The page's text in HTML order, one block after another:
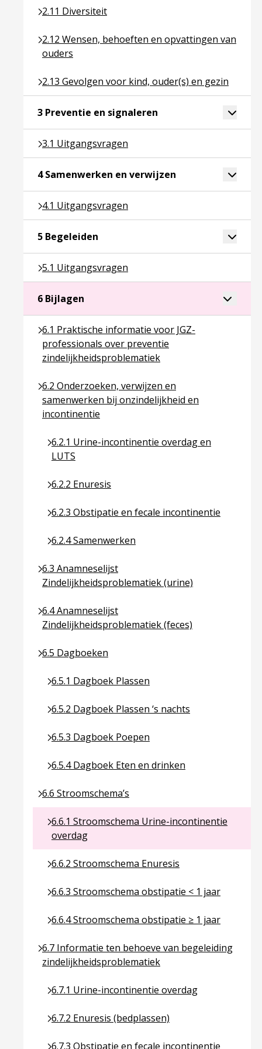
2.11 Diversiteit
Ga naar pagina over 2.11 Diversiteit
2.12 Wensen, behoeften en opvattingen van
ouders
Ga naar pagina over 2.12 Wensen, behoeften en
2.13 Gevolgen voor kind, ouder(s) en gezin
Ga naar pagina over 2.13 Gevolgen voor kind,
3 Preventie en signaleren Ga naar pagina over 3
Toggle
3.1 Uitgangsvragen
Ga naar pagina over 3.1 Uitgangsvragen
4 Samenwerken en verwijzen Ga naar pagina
Toggle
4.1 Uitgangsvragen
Ga naar pagina over 4.1 Uitgangsvragen
5 Begeleiden Ga naar pagina over 5 BegeleidenToggle
5.1 Uitgangsvragen
Ga naar pagina over 5.1 Uitgangsvragen
6 Bijlagen Toggle
6.1 Praktische informatie voor JGZ-
professionals over preventie
zindelijkheidsproblematiek
Ga naar pagina over 6.1 Praktische informatie
6.2 Onderzoeken, verwijzen en
samenwerken bij onzindelijkheid en
incontinentie
Ga naar pagina over 6.2 Onderzoeken, verwijzen
6.2.1 Urine-incontinentie overdag en
LUTS
Ga naar pagina over 6.2.1 Urine-incontinentie
6.2.2 Enuresis
Ga naar pagina over 6.2.2 Enuresis
6.2.3 Obstipatie en fecale incontinentie
Ga naar pagina over 6.2.3 Obstipatie en fecale
6.2.4 Samenwerken
Ga naar pagina over 6.2.4 Samenwerken
6.3 Anamneselijst
Zindelijkheidsproblematiek (urine)
Ga naar pagina over 6.3 Anamneselijst
6.4 Anamneselijst
Zindelijkheidsproblematiek (feces)
Ga naar pagina over 6.4 Anamneselijst
6.5 Dagboeken
Ga naar pagina over 6.5 Dagboeken
6.5.1 Dagboek Plassen
Ga naar pagina over 6.5.1 Dagboek Plassen
6.5.2 Dagboek Plassen ‘s nachts
Ga naar pagina over 6.5.2 Dagboek Plassen ‘s
6.5.3 Dagboek Poepen
Ga naar pagina over 6.5.3 Dagboek Poepen
6.5.4 Dagboek Eten en drinken
Ga naar pagina over 6.5.4 Dagboek Eten en
6.6 Stroomschema’s
Ga naar pagina over 6.6 Stroomschema’s
6.6.1 Stroomschema Urine-incontinentie
overdag
Ga naar pagina over 6.6.1 Stroomschema Urine-
6.6.2 Stroomschema Enuresis
Ga naar pagina over 6.6.2 Stroomschema Enuresis
6.6.3 Stroomschema obstipatie < 1 jaar
Ga naar pagina over 6.6.3 Stroomschema
6.6.4 Stroomschema obstipatie ≥ 1 jaar
Ga naar pagina over 6.6.4 Stroomschema
6.7 Informatie ten behoeve van begeleiding
zindelijkheidsproblematiek
Ga naar pagina over 6.7 Informatie ten behoeve
6.7.1 Urine-incontinentie overdag
Ga naar pagina over 6.7.1 Urine-incontinentie
6.7.2 Enuresis (bedplassen)
Ga naar pagina over 6.7.2 Enuresis (bedplassen)
6.7.3 Obstipatie en fecale incontinentie
Ga naar pagina over 6.7.3 Obstipatie en fecale